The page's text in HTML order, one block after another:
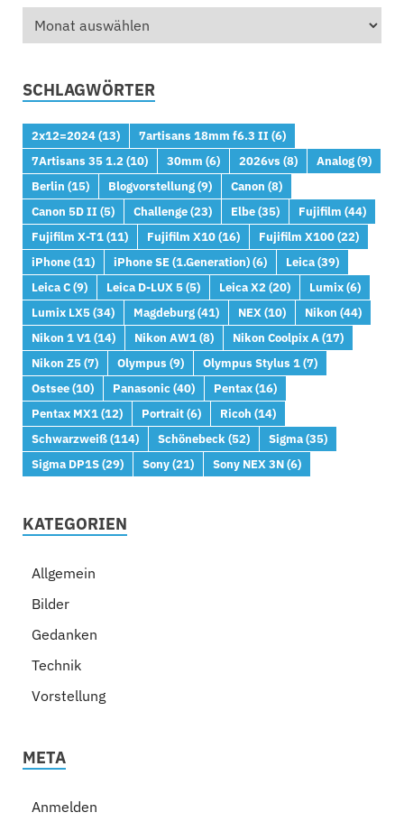
SCHLAGWÖRTER
2x12=2024(13) 7artisans 18mm f6.3 II (6)
7Artisans 35 1.2(10) 30mm (6) 2026vs (8) Analog(9)
Berlin (15) Blogvorstellung(9) Canon (8)
Canon 5D II (5) Challenge(23) Elbe(35) Fujifilm (44)
Fujifilm X-T1(11) Fujifilm X10(16) Fujifilm X100(22)
iPhone(11) iPhone SE (1.Generation)(6) Leica(39)
Leica C(9) Leica D-LUX 5(5) Leica X2(20) Lumix(6)
Lumix LX5(34) Magdeburg(41) NEX(10) Nikon (44)
Nikon 1 V1(14) Nikon AW1(8) Nikon Coolpix A(17)
Nikon Z5(7) Olympus (9) Olympus Stylus 1(7)
Ostsee(10) Panasonic(40) Pentax(16)
Pentax MX1(12) Portrait(6) Ricoh (14)
Schwarzweiß(114) Schönebeck(52) Sigma(35)
Sigma DP1S(29) Sony(21) Sony NEX 3N(6)
KATEGORIEN
Allgemein
Bilder
Gedanken
Technik
Vorstellung
META
Anmelden